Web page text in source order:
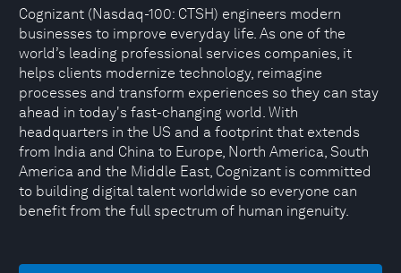
Cognizant (Nasdaq-100: CTSH) engineers modern
businesses to improve everyday life. As one of the
world’s leading professional services companies, it
helps clients modernize technology, reimagine
processes and transform experiences so they can stay
ahead in today's fast-changing world. With
headquarters in the US and a footprint that extends
from India and China to Europe, North America, South
America and the Middle East, Cognizant is committed
to building digital talent worldwide so everyone can
benefit from the full spectrum of human ingenuity.